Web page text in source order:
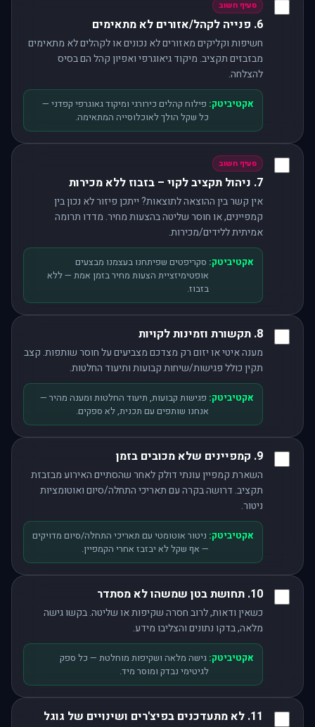
סעיף חשוב
6. פנייה לקהל/אזורים לא מתאימים
חשיפות וקליקים מאזורים לא נכונים או לקהלים לא מתאימים
מבזבזים תקציב. מיקוד גיאוגרפי ואפיון קהל הם בסיס
להצלחה.
אקטיביטק: פילוח קהלים כירורגי ומיקוד גאוגרפי קפדני —
כל שקל הולך לאוכלוסייה המתאימה.
סעיף חשוב
7. ניהול תקציב לקוי – בזבוז ללא מכירות
אין קשר בין ההוצאה לתוצאות? ייתכן פיזור לא נכון בין
קמפיינים, או חוסר שליטה בהצעות מחיר. מדדו תרומה
אמיתית ללידים/מכירות.
אקטיביטק: סקריפטים שפיתחנו בעצמנו מבצעים
אופטימיזציית הצעות מחיר בזמן אמת — ללא
בזבוז.
8. תקשורת וזמינות לקויות
מענה איטי או יזום רק מצדכם מצביעים על חוסר שותפות. קצב
תקין כולל פגישות/שיחות קבועות ותיעוד החלטות.
אקטיביטק: פגישות קבועות, תיעוד החלטות ומענה מהיר —
אנחנו שותפים עם תכנית, לא ספקים.
9. קמפיינים שלא מכובים בזמן
השארת קמפיין עונתי דולק לאחר שהסתיים האירוע מבזבזת
תקציב. דרושה בקרה עם תאריכי התחלה/סיום ואוטומציות
ניטור.
אקטיביטק: ניטור אוטומטי עם תאריכי התחלה/סיום מדויקים
— אף שקל לא יבזבז אחרי הקמפיין.
10. תחושת בטן שמשהו לא מסתדר
כשאין ודאות, לרוב חסרה שקיפות או שליטה. בקשו גישה
מלאה, בדקו נתונים והצליבו מידע.
אקטיביטק: גישה מלאה ושקיפות מוחלטת — כל ספק
לגיטימי נבדק ומוסר מיד.
11. לא מתעדכנים בפיצ'רים ושינויים של גוגל